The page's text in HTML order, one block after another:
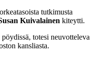
tutkimusta
Kuivalainen kiteytti.
totesi neuvotteleva
kansliasta.